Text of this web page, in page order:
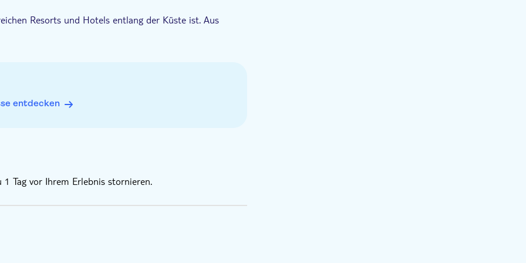
Resorts und Hotels entlang der Küste ist. Aus
pro Strecke betragen, abhängig von der Lage Ihres
Gesamtdauer der Tour beträgt also zwischen 14 und
sind
entdecken
Tag vor Ihrem Erlebnis stornieren.